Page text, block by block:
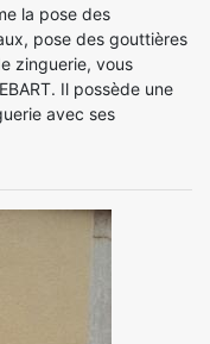
la pose des
pose des gouttières
zinguerie, vous
Il possède une
avec ses